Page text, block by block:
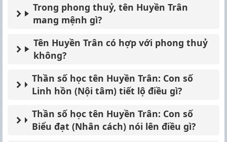
Trong phong thuỷ, tên Huyền Trân
mang mệnh gì?
Tên Huyền Trân có hợp với phong thuỷ
không?
Thần số học tên Huyền Trân: Con số
Linh hồn (Nội tâm) tiết lộ điều gì?
Thần số học tên Huyền Trân: Con số
Biểu đạt (Nhân cách) nói lên điều gì?